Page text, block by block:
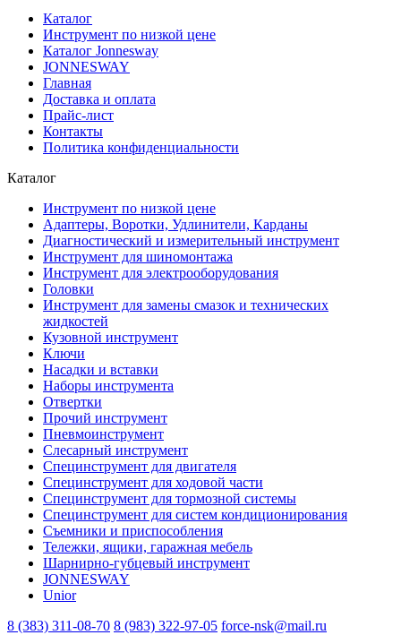
Каталог
Инструмент по низкой цене
Каталог Jonnesway
JONNESWAY
Главная
Доставка и оплата
Прайс-лист
Контакты
Политика конфиденциальности
Каталог
Инструмент по низкой цене
Адаптеры, Воротки, Удлинители, Карданы
Диагностический и измерительный инструмент
Инструмент для шиномонтажа
Инструмент для электрооборудования
Головки
Инструмент для замены смазок и технических
жидкостей
Кузовной инструмент
Ключи
Насадки и вставки
Наборы инструмента
Отвертки
Прочий инструмент
Пневмоинструмент
Слесарный инструмент
Специнструмент для двигателя
Специнструмент для ходовой части
Специнструмент для тормозной системы
Специнструмент для систем кондиционирования
Съемники и приспособления
Тележки, ящики, гаражная мебель
Шарнирно-губцевый инструмент
JONNESWAY
Unior
8 (383) 311-08-70 8 (983) 322-97-05 force-nsk@mail.ru